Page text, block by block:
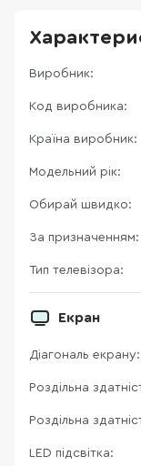
Виробник:
Код виробника:
Країна виробник:
Модельний рік:
Обирай швидко:
За призначенням:
Тип телевізора:
Екран
Діагональ екрану:
Роздільна
Роздільна
LED підсвітка: